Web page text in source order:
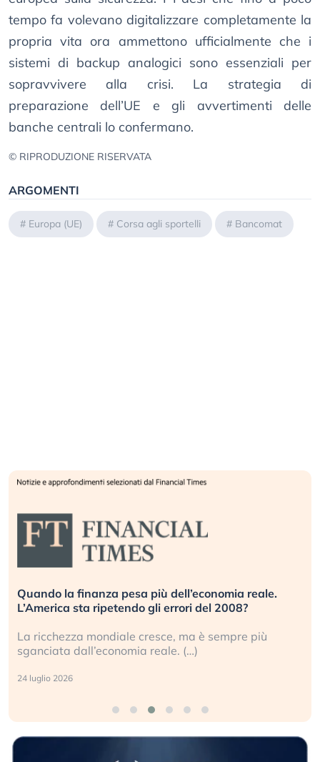
tempo fa volevano digitalizzare completamente la
propria vita ora ammettono ufficialmente che i
sistemi di backup analogici sono essenziali per
sopravvivere alla crisi. La strategia di
preparazione dell’UE e gli avvertimenti delle
banche centrali lo confermano.
© RIPRODUZIONE RISERVATA
ARGOMENTI
# Europa (UE) # Corsa agli sportelli # Bancomat
Quando la finanza pesa più dell’economia reale.
L’America sta ripetendo gli errori del 2008?
La ricchezza mondiale cresce, ma è sempre più
sganciata dall’economia reale. (…)
24 luglio 2026